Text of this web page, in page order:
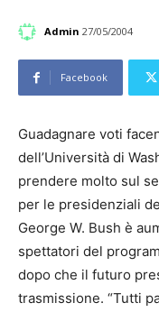
Admin 27/05/2004
Facebook
Guadagnare voti
dell’Università di
prendere molto sul
per le presidenziali
George W. Bush è
spettatori del
dopo che il futuro
trasmissione. “Tutti